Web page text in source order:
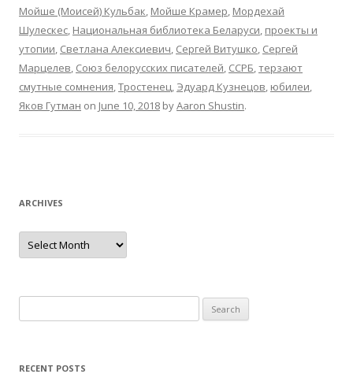
Мойше (Моисей) Кульбак, Мойше Крамер, Мордехай
Шулескес, Национальная библиотека Беларуси, проекты и
утопии, Светлана Алексиевич, Сергей Витушко, Сергей
Марцелев, Союз белорусских писателей, ССРБ,терзают
смутные сомнения,Тростенец, Эдуард Кузнецов, юбилеи,
Яков Гутман on June 10, 2018 byAaron Shustin.
ARCHIVES
Archives
for:
RECENT POSTS